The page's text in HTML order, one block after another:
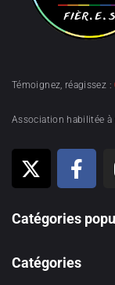
Témoignez, réagissez :
Association habilitée à
Catégories
Catégories